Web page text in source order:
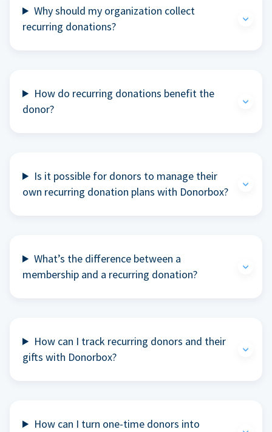
Why should my organization collect
recurring donations?
How do recurring donations benefit the
donor?
Is it possible for donors to manage their
own recurring donation plans with Donorbox?
What’s the difference between a
membership and a recurring donation?
How can I track recurring donors and their
gifts with Donorbox?
How can I turn one-time donors into